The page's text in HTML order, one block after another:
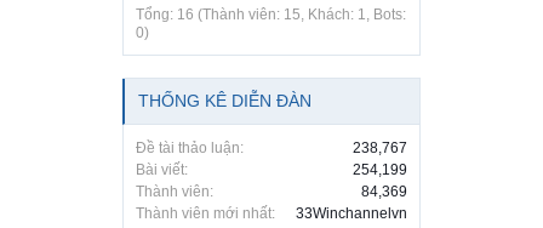
Tổng: 16 (Thành viên: 15, Khách: 1, Bots:
0)
THỐNG KÊ DIỄN ĐÀN
Đề tài thảo luận:
238,767
Bài viết:
254,199
Thành viên:
84,369
Thành viên mới nhất:
33Winchannelvn